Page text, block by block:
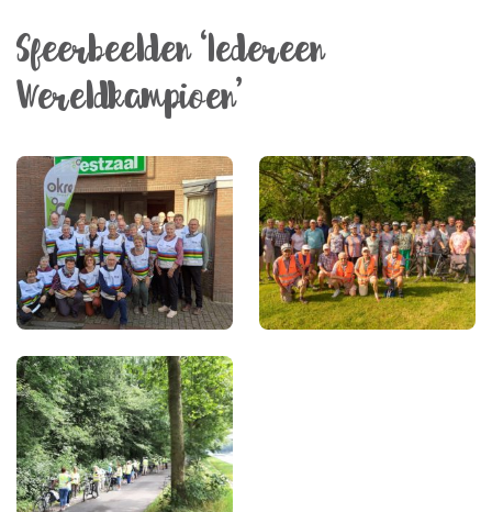
Sfeerbeelden ‘Iedereen
Wereldkampioen’